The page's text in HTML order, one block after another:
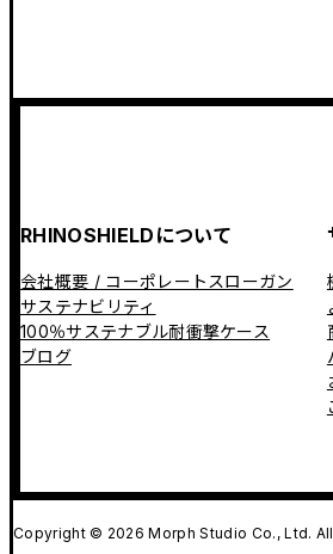
RHINOSHIELDについて
会社概要 / コーポレートスローガン
サステナビリティ
100％サステナブル耐衝撃ケース
ブログ
Copyright © 2026 Morph Studio Co., Ltd.